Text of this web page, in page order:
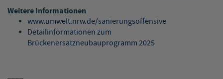
Weitere Informationen
www.umwelt.nrw.de/sanierungsoffensive
Detailinformationen zum
Brückenersatzneubauprogramm 2025